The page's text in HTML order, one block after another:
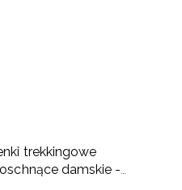
trekkingowe
damskie -